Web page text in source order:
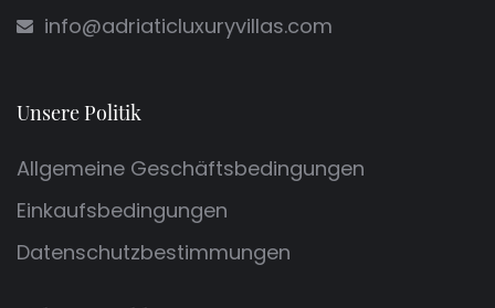
info@adriaticluxuryvillas.com
Unsere Politik
Allgemeine Geschäftsbedingungen
Einkaufsbedingungen
Datenschutzbestimmungen